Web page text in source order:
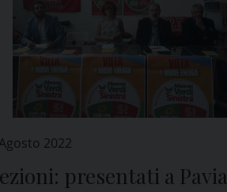
2022
presentati a Pavia